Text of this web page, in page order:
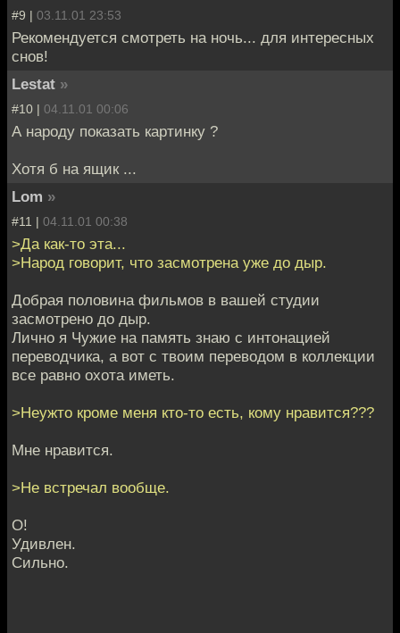
#9 | 03.11.01 23:53
Рекомендуется смотреть на ночь... для интересных
снов!
Lestat »
#10 | 04.11.01 00:06
А народу показать картинку ?
Хотя б на ящик ...
Lom »
#11 | 04.11.01 00:38
>Да как-то эта...
>Народ говорит, что засмотрена уже до дыр.
Добрая половина фильмов в вашей студии
засмотрено до дыр.
Лично я Чужие на память знаю с интонацией
переводчика, а вот с твоим переводом в коллекции
все равно охота иметь.
>Неужто кроме меня кто-то есть, кому нравится???
Мне нравится.
>Не встречал вообще.
О!
Удивлен.
Сильно.